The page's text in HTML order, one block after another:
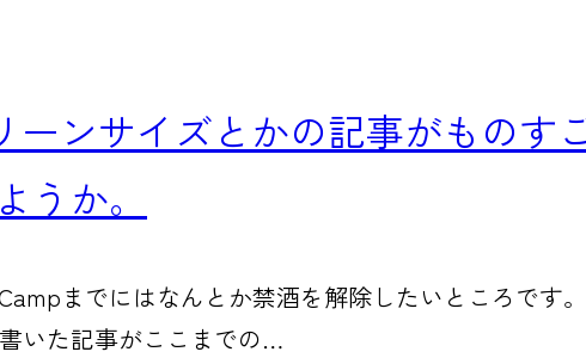
ーンサイズとかの記事がものす
か。
までにはなんとか禁酒を解除したいところです
いた記事がここまでの…